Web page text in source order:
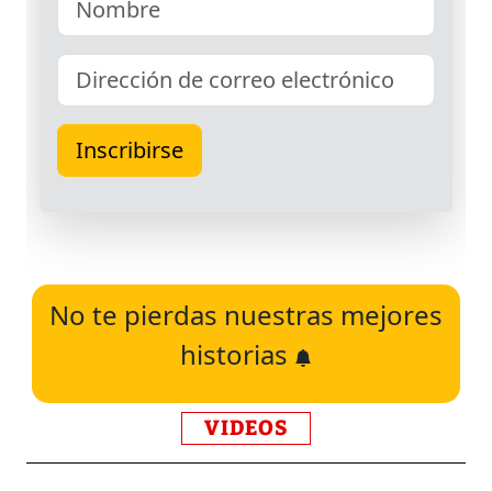
No te pierdas nuestras mejores
historias
VIDEOS